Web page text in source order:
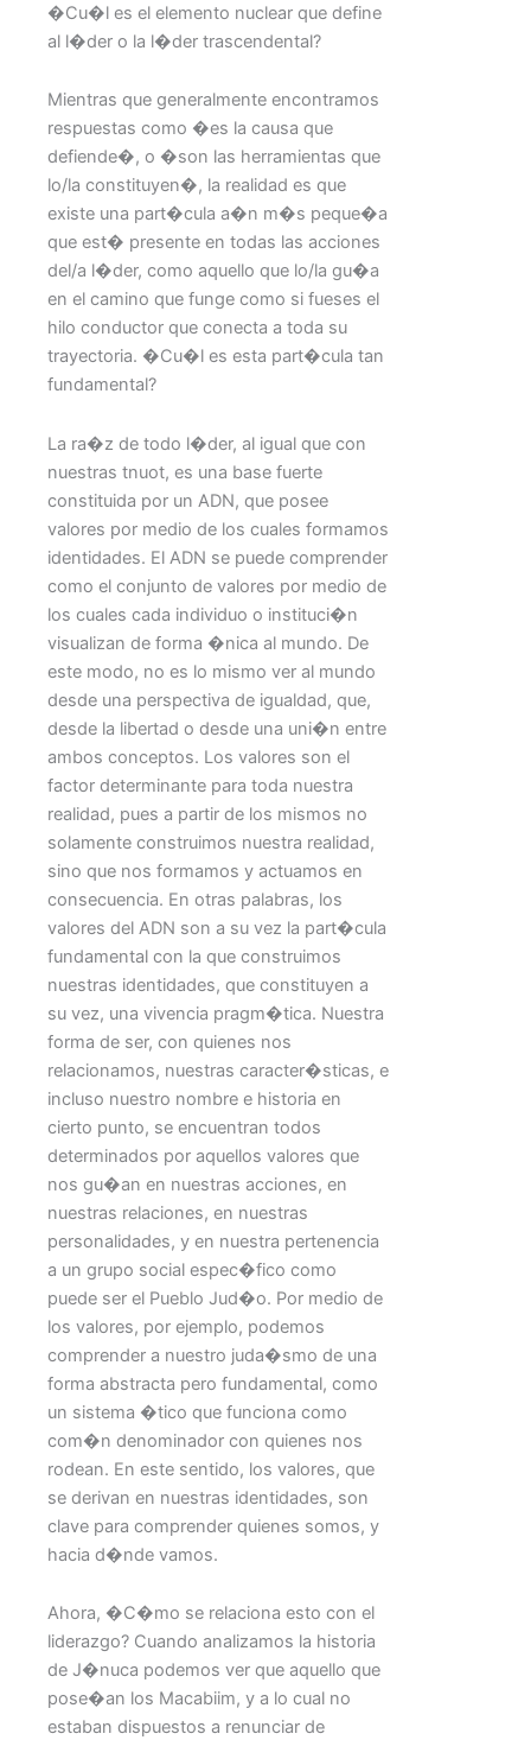
�Cu�l es el elemento nuclear que define
al l�der o la l�der trascendental?
Mientras que generalmente encontramos
respuestas como �es la causa que
defiende�, o �son las herramientas que
lo/la constituyen�, la realidad es que
existe una part�cula a�n m�s peque�a
que est� presente en todas las acciones
del/a l�der, como aquello que lo/la gu�a
en el camino que funge como si fueses el
hilo conductor que conecta a toda su
trayectoria. �Cu�l es esta part�cula tan
fundamental?
La ra�z de todo l�der, al igual que con
nuestras tnuot, es una base fuerte
constituida por un ADN, que posee
valores por medio de los cuales formamos
identidades. El ADN se puede comprender
como el conjunto de valores por medio de
los cuales cada individuo o instituci�n
visualizan de forma �nica al mundo. De
este modo, no es lo mismo ver al mundo
desde una perspectiva de igualdad, que,
desde la libertad o desde una uni�n entre
ambos conceptos. Los valores son el
factor determinante para toda nuestra
realidad, pues a partir de los mismos no
solamente construimos nuestra realidad,
sino que nos formamos y actuamos en
consecuencia. En otras palabras, los
valores del ADN son a su vez la part�cula
fundamental con la que construimos
nuestras identidades, que constituyen a
su vez, una vivencia pragm�tica. Nuestra
forma de ser, con quienes nos
relacionamos, nuestras caracter�sticas, e
incluso nuestro nombre e historia en
cierto punto, se encuentran todos
determinados por aquellos valores que
nos gu�an en nuestras acciones, en
nuestras relaciones, en nuestras
personalidades, y en nuestra pertenencia
a un grupo social espec�fico como
puede ser el Pueblo Jud�o. Por medio de
los valores, por ejemplo, podemos
comprender a nuestro juda�smo de una
forma abstracta pero fundamental, como
un sistema �tico que funciona como
com�n denominador con quienes nos
rodean. En este sentido, los valores, que
se derivan en nuestras identidades, son
clave para comprender quienes somos, y
hacia d�nde vamos.
Ahora, �C�mo se relaciona esto con el
liderazgo? Cuando analizamos la historia
de J�nuca podemos ver que aquello que
pose�an los Macabiim, y a lo cual no
estaban dispuestos a renunciar de